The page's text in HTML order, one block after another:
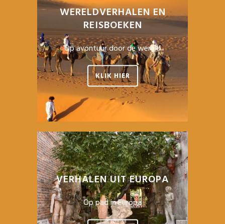
WERELDVERHALEN EN
REISBOEKEN
Op avontuur door de wereld
KLIK HIER
VERHALEN UIT EUROPA
Op pad in Europa